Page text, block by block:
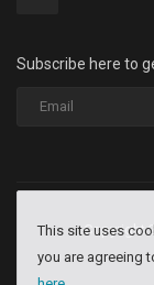
Subscribe here to
Copyright
This site uses
you are agreeing